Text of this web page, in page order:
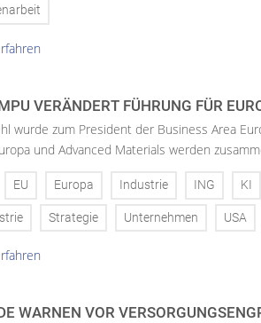
VERÄNDERT FÜHRUNG FÜR
wurde zum President der Business Area
und Advanced Materials werden
EU Europa Industrie ING KI
Strategie Unternehmen USA
WARNEN VOR